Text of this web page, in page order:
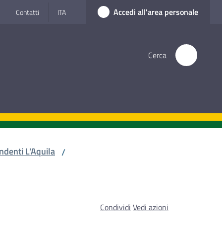
Contatti ITA Accedi all'area personale
Cerca
L'Aquila /
Condividi Vedi azioni